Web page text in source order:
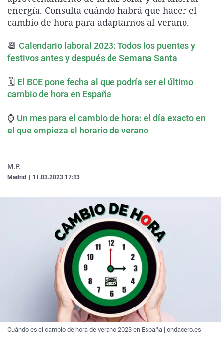
La rosa de los vientos
Gente viajera
Como el perro y el
Caso
Retornados
Equipo de
Operación Viuda
Extremadura
Galicia
La Rioja
Navarra
País Vasco
Virales
Televisión
Elecciones
energía. Consulta cuándo habrá que hacer el
cambio de hora para adaptarnos al verano.
📆 Calendario laboral 2023: Todos los puentes y
festivos antes y después de Semana Santa
🗓 El BOE pone fecha al que podría ser el último
cambio de hora en España
⌚ Un mes para el cambio de hora: el día exacto en
el que empieza el horario de verano
M.P.
Madrid 11.03.2023 17:43
Cuándo es el cambio de hora de verano 2023 en España | ondacero.es